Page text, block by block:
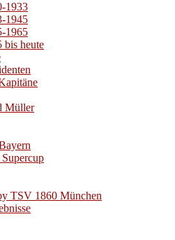
1933
1945
1965
bis heute
Müller
TSV 1860 München